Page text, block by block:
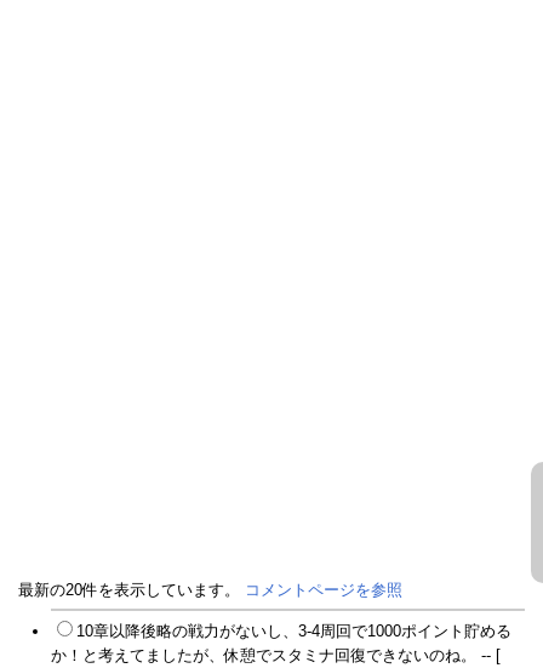
最新の20件を表示しています。 コメントページを参照
10章以降後略の戦力がないし、3-4周回で1000ポイント貯める
か！と考えてましたが、休憩でスタミナ回復できないのね。 -- [